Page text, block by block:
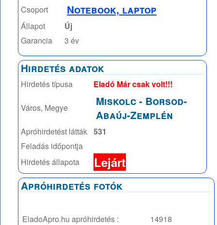
Csoport Notebook, laptop
Állapot
Új
Garancia
3 év
Hirdetés adatok
Hirdetés típusa Eladó Már csak volt!!!
Város, Megye Miskolc- Borsod-
Abaúj-Zemplén
Apróhirdetést látták 531
Feladás időpontja
Hirdetés állapota
Lejárt
Apróhirdetés fotók
EladoApro.hu apróhirdetés :
14918